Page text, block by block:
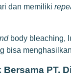
dan memiliki
body bleaching,
bisa
PT.